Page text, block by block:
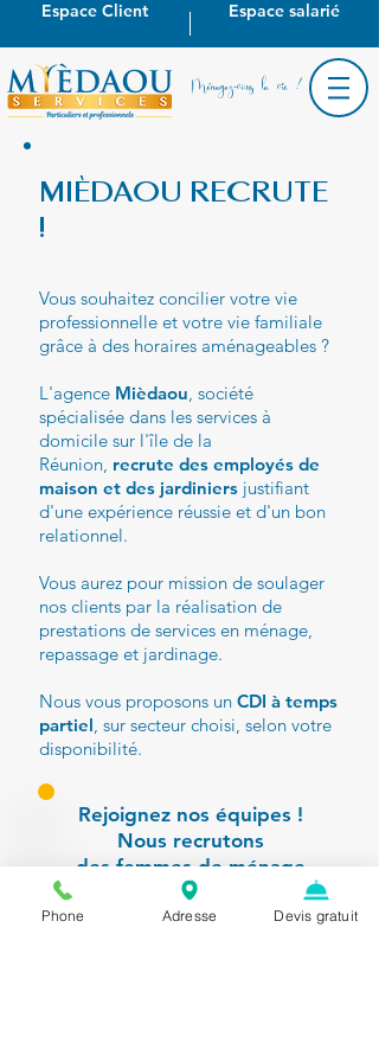
Espace Client Espace salarié
Ménagez-vous la vie !
MIÈDAOU RECRUTE
!
Vous souhaitez concilier votre vie
professionnelle et votre vie familiale
grâce à des horaires aménageables ?
L'agence Mièdaou, société
spécialisée dans les services à
domicile sur l'île de la
Réunion, recrute des employés de
maison et des jardiniers justifiant
d'une expérience réussie et d'un bon
relationnel.
Vous aurez pour mission de soulager
nos clients par la réalisation de
prestations de services en ménage,
repassage et jardinage.
Nous vous proposons un CDI à temps
partiel, sur secteur choisi, selon votre
disponibilité.
Rejoignez nos équipes !
Nous recrutons
des femmes de ménage
et des jardiniers toute
l'année.
Phone Adresse Devis gratuit